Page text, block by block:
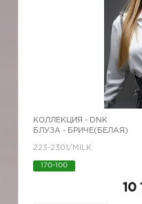
КОЛЛЕКЦИЯ - DNK
БЛУЗА - БРИЧЕ(БЕЛАЯ)
223-2301/MILK
170-100
10